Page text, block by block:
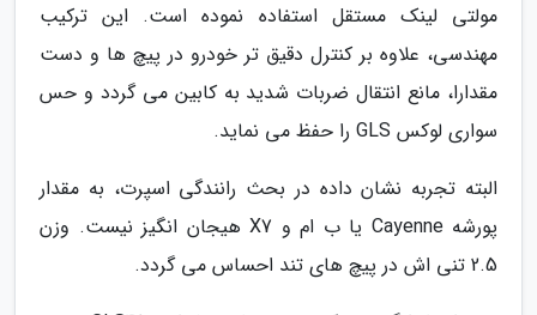
مولتی لینک مستقل استفاده نموده است. این ترکیب
مهندسی، علاوه بر کنترل دقیق تر خودرو در پیچ ها و دست
مقدارا، مانع انتقال ضربات شدید به کابین می گردد و حس
سواری لوکس GLS را حفظ می نماید.
البته تجربه نشان داده در بحث رانندگی اسپرت، به مقدار
پورشه Cayenne یا ب ام و X7 هیجان انگیز نیست. وزن
2.5 تنی اش در پیچ های تند احساس می گردد.